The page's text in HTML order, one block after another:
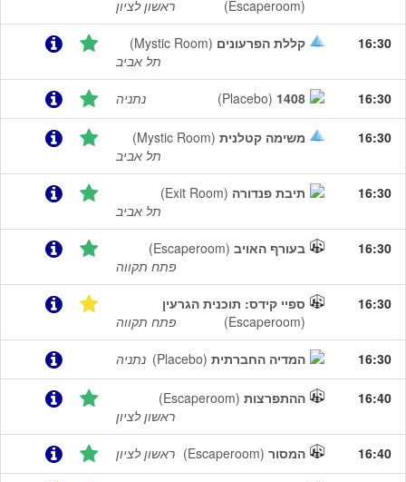
(Escaperoom) ראשון לציון
16:30 קללת הפרעונים (Mystic Room)
תל אביב
16:30
1408
(Placebo) נתניה
16:30 משימה קטלנית (Mystic Room)
תל אביב
16:30 תיבת פנדורה (Exit Room)
תל אביב
16:30 בעורף האויב (Escaperoom)
פתח תקווה
16:30
ספיי קידס: תוכנית הגרעין
(Escaperoom)
פתח תקווה
16:30 המדיה החברתית (Placebo) נתניה
16:40 ההתפרצות (Escaperoom)
ראשון לציון
16:40 המסור (Escaperoom) ראשון לציון